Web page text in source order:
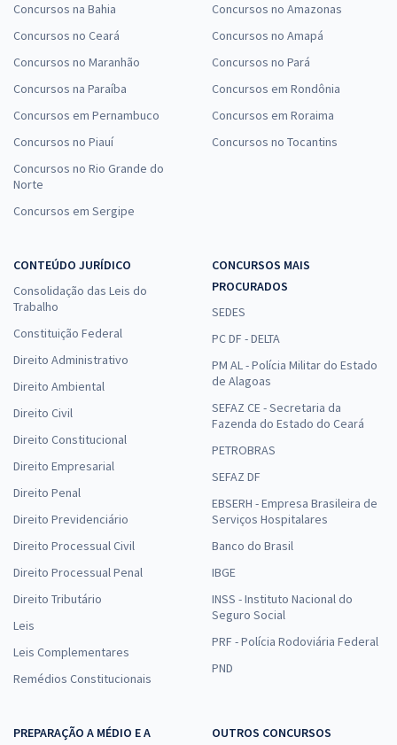
Concursos na Bahia
Concursos no Ceará
Concursos no Maranhão
Concursos na Paraíba
Concursos em Pernambuco
Concursos no Piauí
Concursos no Rio Grande do
Norte
Concursos em Sergipe
Concursos no Amazonas
Concursos no Amapá
Concursos no Pará
Concursos em Rondônia
Concursos em Roraima
Concursos no Tocantins
CONTEÚDO JURÍDICO
Consolidação das Leis do
Trabalho
Constituição Federal
Direito Administrativo
Direito Ambiental
Direito Civil
Direito Constitucional
Direito Empresarial
Direito Penal
Direito Previdenciário
Direito Processual Civil
Direito Processual Penal
Direito Tributário
Leis
Leis Complementares
Remédios Constitucionais
CONCURSOS MAIS
PROCURADOS
SEDES
PC DF - DELTA
PM AL - Polícia Militar do Estado
de Alagoas
SEFAZ CE - Secretaria da
Fazenda do Estado do Ceará
PETROBRAS
SEFAZ DF
EBSERH - Empresa Brasileira de
Serviços Hospitalares
Banco do Brasil
IBGE
INSS - Instituto Nacional do
Seguro Social
PRF - Polícia Rodoviária Federal
PND
PREPARAÇÃO A MÉDIO E A
OUTROS CONCURSOS